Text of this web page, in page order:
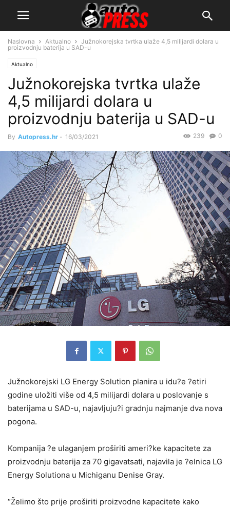
Naslovna Aktualno
Južnokorejska tvrtka ulaže 4,5 milijardi dolara u
proizvodnju baterija u SAD-u
Aktualno
Južnokorejska tvrtka ulaže
4,5 milijardi dolara u
proizvodnju baterija u SAD-u
By Autopress.hr - 16/03/2021 0
239
Južnokorejski LG Energy Solution planira u idu?e ?etiri
godine uložiti više od 4,5 milijardi dolara u poslovanje s
baterijama u SAD-u, najavljuju?i gradnju najmanje dva nova
pogona.
Kompanija ?e ulaganjem proširiti ameri?ke kapacitete za
proizvodnju baterija za 70 gigavatsati, najavila je ?elnica LG
Energy Solutiona u Michiganu Denise Gray.
“Želimo što prije proširiti proizvodne kapacitete kako